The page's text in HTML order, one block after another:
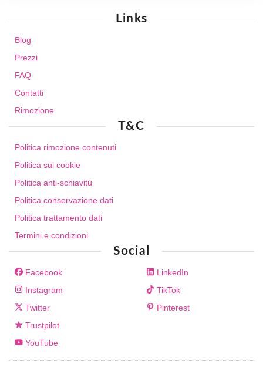
Links
Blog
Prezzi
FAQ
Contatti
Rimozione
T&C
Politica rimozione contenuti
Politica sui cookie
Politica anti-schiavitù
Politica conservazione dati
Politica trattamento dati
Termini e condizioni
Social
Facebook
Instagram
Twitter
Trustpilot
YouTube
LinkedIn
TikTok
Pinterest